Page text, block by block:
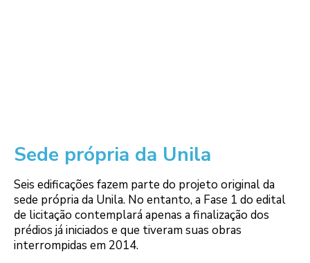
Sede própria da Unila
Seis edificações fazem parte do projeto original da
sede própria da Unila. No entanto, a Fase 1 do edital
de licitação contemplará apenas a finalização dos
prédios já iniciados e que tiveram suas obras
interrompidas em 2014.